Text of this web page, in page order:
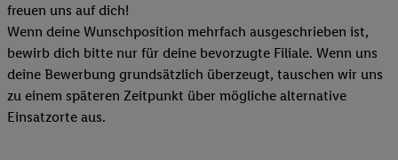
freuen uns auf dich!
Wenn deine Wunschposition mehrfach ausgeschrieben ist,
bewirb dich bitte nur für deine bevorzugte Filiale. Wenn uns
deine Bewerbung grundsätzlich überzeugt, tauschen wir uns
zu einem späteren Zeitpunkt über mögliche alternative
Einsatzorte aus.